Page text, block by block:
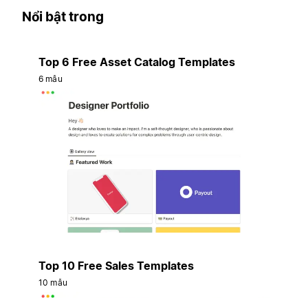
Nổi bật trong
Top 6 Free Asset Catalog Templates
6 mẫu
Top 10 Free Sales Templates
10 mẫu